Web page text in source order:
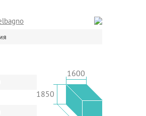
1850
1600